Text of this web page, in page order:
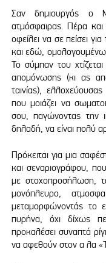
Σαν δημιουργός ο
ατμόσφαιρας. Πέρα
οφείλει να σε πείσει
και εδώ,
Το σύμπαν του
απομόνωσης (κι ας
ταινίας),
που μοιάζει να
σου, παγώνοντας την
δηλαδή, να είναι πολύ
Πρόκειται για μια
και σεναριογράφου,
με στοχοπροσήλωση,
μονόπλευρο,
μεταμορφώνοντάς το
πυρήνα, όχι δίχως
προκαλέσει συναπτά
να αφεθούν στον α λα